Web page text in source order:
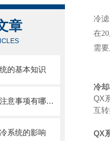
章
的基本知识
空气能热泵机组的选型注意事项有哪些？
系统的影响
冷
在20
需
冷
QX
互
QX